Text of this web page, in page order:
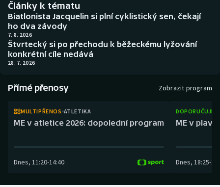
Biatlon
Boby a skeleton
Box
Curling
Dostihy
Aplikace ČT sport
AZ kvíz
Články k tématu
Biatlonista Jacquelin si plní cyklistický sen, čekají
ho dva závody
7. 8. 2026
Štvrtecký si po přechodu k běžeckému lyžování
konkrétní cíle nedává
28. 7. 2026
Přímé přenosy Zobrazit program
MULTIPŘENOS ATLETIKA
ME v atletice 2026: dopolední program
Dnes, 11:20-14:40
ME v
Dnes, 18:25-